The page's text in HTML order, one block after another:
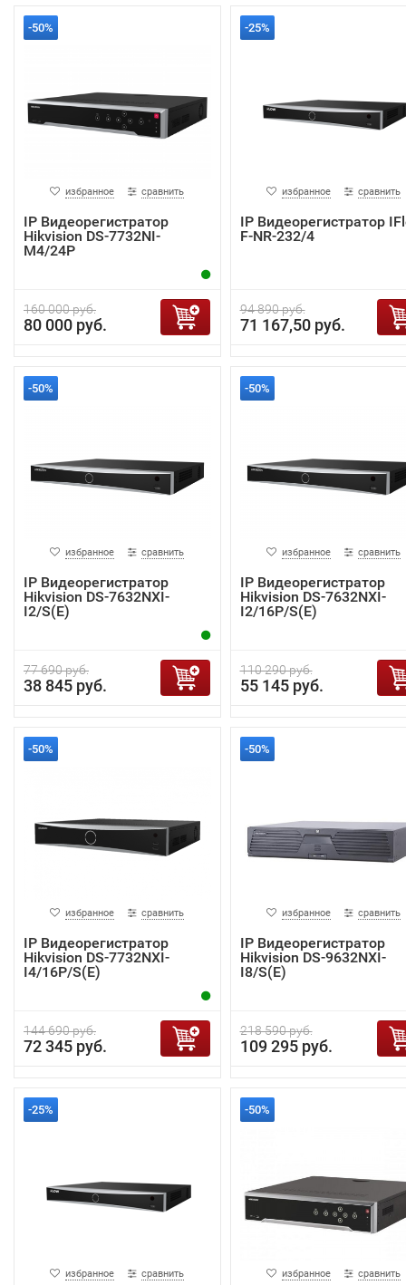
-50%
избранное сравнить
IP Видеорегистратор
Hikvision DS-7732NI-
M4/24P
160 000 руб.
80 000 руб.
-25%
избранное сравнить
IP Видеорегистратор
F-NR-232/4
94 890 руб.
71 167,50 руб.
-50%
избранное сравнить
IP Видеорегистратор
Hikvision DS-7632NXI-
I2/S(E)
77 690 руб.
38 845 руб.
-50%
избранное сравнить
IP Видеорегистратор
Hikvision DS-7632NXI-
I2/16P/S(E)
110 290 руб.
55 145 руб.
-50%
избранное сравнить
IP Видеорегистратор
Hikvision DS-7732NXI-
I4/16P/S(E)
144 690 руб.
72 345 руб.
-50%
избранное сравнить
IP Видеорегистратор
Hikvision DS-9632NXI-
I8/S(E)
218 590 руб.
109 295 руб.
-25%
избранное сравнить
-50%
избранное сравнить